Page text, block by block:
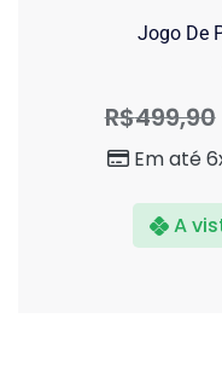
Jogo De
R$499,90
Em até
A